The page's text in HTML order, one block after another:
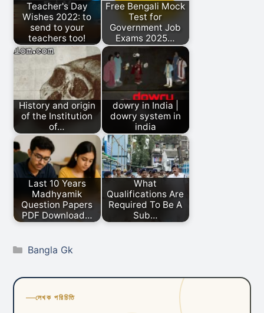
Teacher's Day
Wishes 2022: to
send to your
teachers too!
Free Bengali Mock
Test for
Government Job
Exams 2025…
History and origin
of the Institution
of…
dowry in India |
dowry system in
india
Last 10 Years
Madhyamik
Question Papers
PDF Download…
What
Qualifications Are
Required To Be A
Sub…
Categories
Bangla Gk
লেখক পরিচিতি